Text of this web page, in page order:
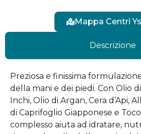
Mappa Centri
Descrizione
Preziosa e finissima
della mani e dei piedi. Con Olio
Inchi, Olio di Argan, Cera d’Api,
di Caprifoglio Giapponese e
complesso aiuta ad idratare,